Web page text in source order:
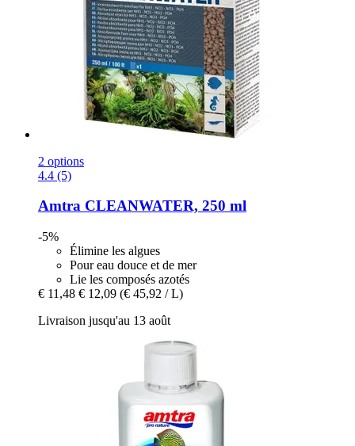
2 options
4.4 (5)
Amtra CLEANWATER, 250 ml
-5%
Élimine les algues
Pour eau douce et de mer
Lie les composés azotés
€ 11,48 € 12,09 (€ 45,92 / L)
Livraison jusqu'au 13 août